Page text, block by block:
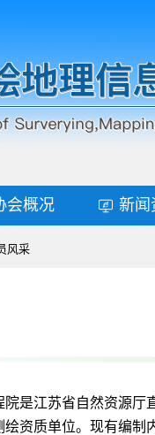
会概况 新闻
风采
院是江苏省自然资源厅
绘资质单位。现有编